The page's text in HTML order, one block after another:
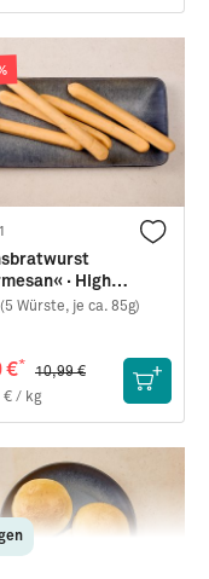
· High
Würste, je ca. 85g)
€*
10,99 €
€ / kg